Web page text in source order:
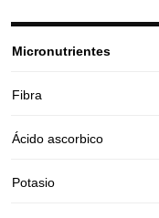
Micronutrientes
Fibra
Ácido ascorbico
Potasio